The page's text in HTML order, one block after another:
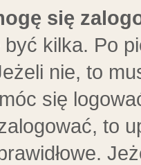
się
kilka. Po
nie, to
się
to